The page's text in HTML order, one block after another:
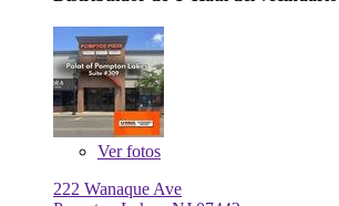
Verfotos
222 Wanaque Ave